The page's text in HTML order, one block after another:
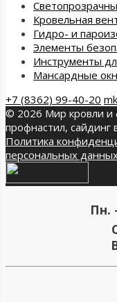
Кровельная
Гидро- и
Элементы
Инструменты
Мансардные
+7 (8362) 99-40-20
© 2026 Мир кровли и
профнастил,
Политика
персональных
Пн.